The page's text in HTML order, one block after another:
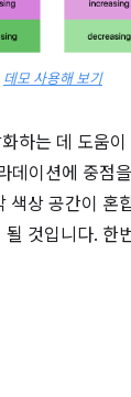
데모 사용해 보기
하는 데 도움
이션에 중점
색상 공간이 혼
것입니다. 한